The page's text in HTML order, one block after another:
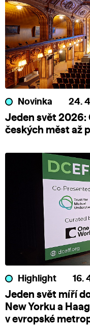
Novinka 24.
Jeden svět 2026:
českých měst až
Highlight 16.
Jeden svět míří
New Yorku a
v evropské